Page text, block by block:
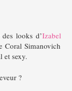
looks d’Izabel
Coral Simanovich
et sexy.
?